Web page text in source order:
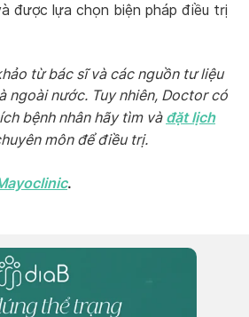
được lựa chọn biện pháp điều trị
từ bác sĩ và các nguồn tư liệu
ngoài nước. Tuy nhiên, Doctor có
bệnh nhân hãy tìm và đặt lịch
môn để điều trị.
.